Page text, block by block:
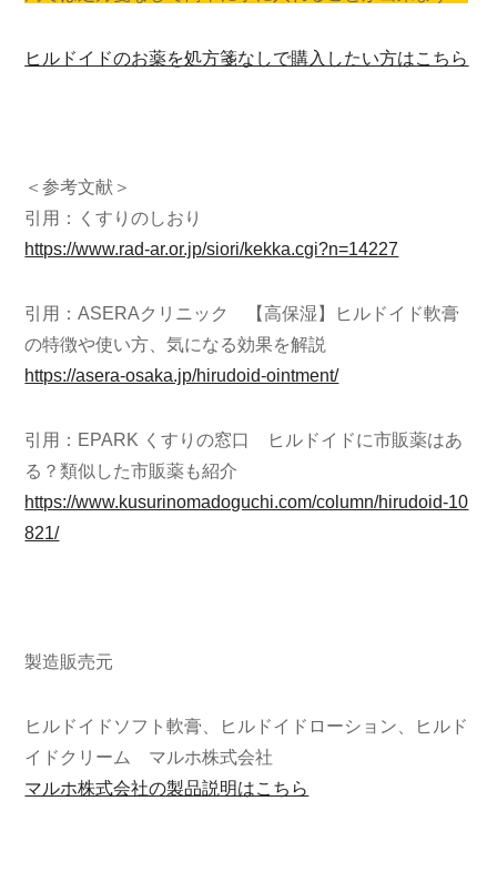
ヒルドイドのお薬を処方箋なしで購入したい方はこちら
＜参考文献＞
引用：くすりのしおり
https://www.rad-ar.or.jp/siori/kekka.cgi?n=14227
引用：ASERAクリニック 【高保湿】ヒルドイド軟膏
の特徴や使い方、気になる効果を解説
https://asera-osaka.jp/hirudoid-ointment/
引用：EPARK くすりの窓口 ヒルドイドに市販薬はあ
る？類似した市販薬も紹介
https://www.kusurinomadoguchi.com/column/hirudoid-10
821/
製造販売元
ヒルドイドソフト軟膏、ヒルドイドローション、ヒルド
イドクリーム マルホ株式会社
マルホ株式会社の製品説明はこちら